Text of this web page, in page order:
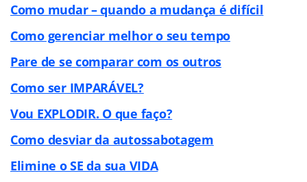
Como mudar – quando a mudança é difícil
Como gerenciar melhor o seu tempo
Pare de se comparar com os outros
Como ser IMPARÁVEL?
Vou EXPLODIR. O que faço?
Como desviar da autossabotagem
Elimine o SE da sua VIDA